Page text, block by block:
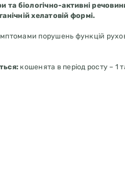
та біологічно-активні
хелатовій формі.
порушень функцій
кошенята в період росту – 1
клітковина 0,9%, зола 0.8%.